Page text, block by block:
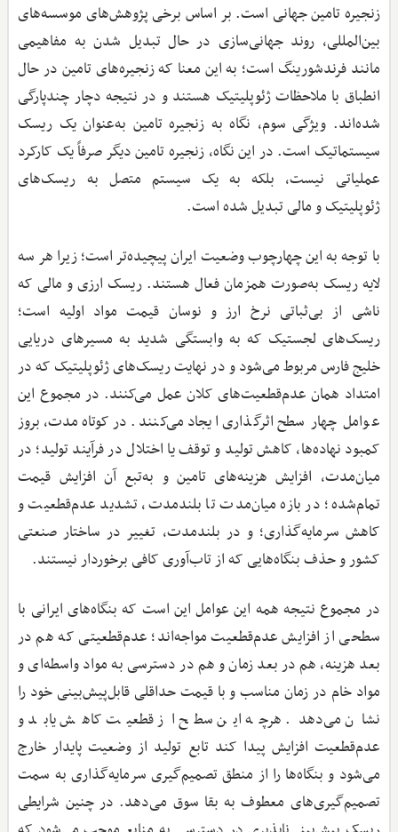
زنجیره تامین جهانی است. بر اساس برخی پژوهش‌های موسسه‌های
بین‌المللی، روند جهانی‌سازی در حال تبدیل شدن به مفاهیمی
مانند فرندشورینگ است؛ به این معنا که زنجیره‌های تامین در حال
انطباق با ملاحظات ژئوپلیتیک هستند و در نتیجه دچار چندپارگی
شده‌اند. ویژگی سوم، نگاه به زنجیره تامین به‌عنوان یک ریسک
سیستماتیک است. در این نگاه، زنجیره تامین دیگر صرفاً یک کارکرد
عملیاتی نیست، بلکه به یک سیستم متصل به ریسک‌های
ژئوپلیتیک و مالی تبدیل شده است.
با توجه به این چهارچوب وضعیت ایران پیچیده‌تر است؛ زیرا هر سه
لایه ریسک به‌صورت همزمان فعال هستند. ریسک ارزی و مالی که
ناشی از بی‌ثباتی نرخ ارز و نوسان قیمت مواد اولیه است؛
ریسک‌های لجستیک که به وابستگی شدید به مسیرهای دریایی
خلیج فارس مربوط می‌شود و در نهایت ریسک‌های ژئوپلیتیک که در
امتداد همان عدم‌قطعیت‌های کلان عمل می‌کنند. در مجموع این
عوامل چهار سطح اثرگذاری ایجاد می‌کنند. در کوتاه‌مدت، بروز
کمبود نهاده‌ها، کاهش تولید و توقف یا اختلال در فرآیند تولید؛ در
میان‌مدت، افزایش هزینه‌های تامین و به‌تبع آن افزایش قیمت
تمام‌شده؛ در بازه میان‌مدت تا بلندمدت، تشدید عدم‌قطعیت و
کاهش سرمایه‌گذاری؛ و در بلندمدت، تغییر در ساختار صنعتی
کشور و حذف بنگاه‌هایی که از تاب‌آوری کافی برخوردار نیستند.
در مجموع نتیجه همه این عوامل این است که بنگاه‌های ایرانی با
سطحی از افزایش عدم‌قطعیت مواجه‌اند؛ عدم‌قطعیتی که هم در
بعد هزینه، هم در بعد زمان و هم در دسترسی به مواد واسطه‌ای و
مواد خام در زمان مناسب و با قیمت حداقلی قابل‌پیش‌بینی خود را
نشان می‌دهد. هرچه این سطح از قطعیت کاهش یابد و
عدم‌قطعیت افزایش پیدا کند تابع تولید از وضعیت پایدار خارج
می‌شود و بنگاه‌ها را از منطق تصمیم‌گیری سرمایه‌گذاری به سمت
تصمیم‌گیری‌های معطوف به بقا سوق می‌دهد. در چنین شرایطی